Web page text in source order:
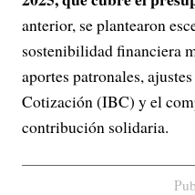
anterior, se plantearon
sostenibilidad financiera
aportes patronales,
Cotización (IBC) y el
contribución solidaria.